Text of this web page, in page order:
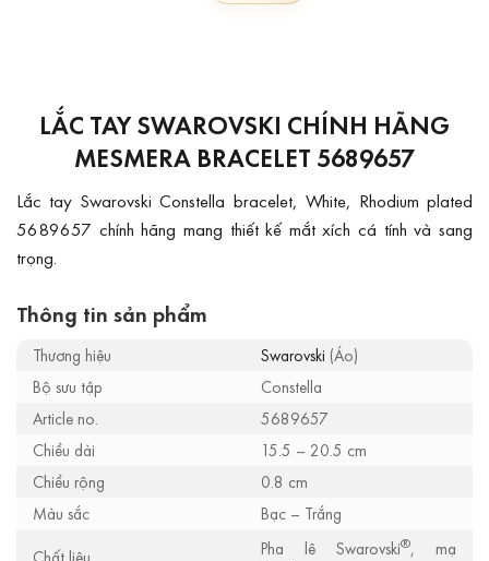
LẮC TAY SWAROVSKI CHÍNH HÃNG
MESMERA BRACELET 5689657
Lắc tay Swarovski Constella bracelet, White, Rhodium plated
5689657 chính hãng mang thiết kế mắt xích cá tính và sang
trọng.
Thông tin sản phẩm
Thương hiệu Swarovski (Áo)
Bộ sưu tập
Constella
Article no.
5689657
Chiều dài
15.5 – 20.5 cm
Chiều rộng
0.8 cm
Màu sắc
Bạc – Trắng
Pha lê Swarovski®, mạ